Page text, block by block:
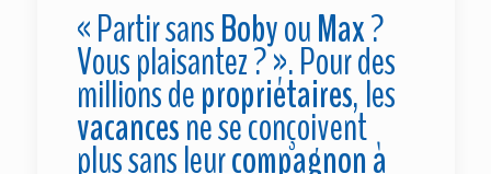
« Partir sansBobyouMax?
Vous plaisantez ? ». Pour des
millions depropriétaires, les
vacancesne se conçoivent
plus sans leurcompagnon à